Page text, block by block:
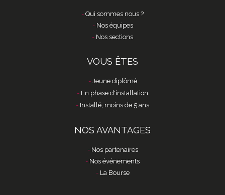
Qui sommes nous ?
Nos équipes
Nos sections
VOUS ÊTES
Jeune diplômé
En phase d'installation
Installé, moins de 5 ans
NOS AVANTAGES
Nos partenaires
Nos événements
La Bourse